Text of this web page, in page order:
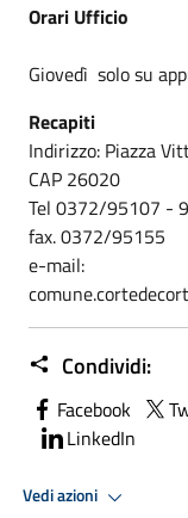
Orari Ufficio
Giovedì solo su
Recapiti
Indirizzo: Piazza
CAP 26020
Tel 0372/95107 -
fax. 0372/95155
e-mail:
Condividi:
Facebook
LinkedIn
Vedi azioni